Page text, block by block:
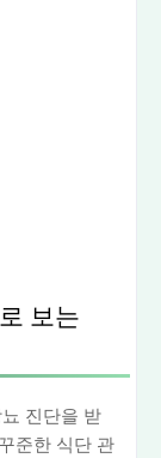
보는
진단을 받
준한 식단 관